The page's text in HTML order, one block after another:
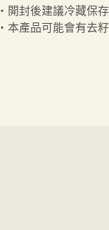
・開封後建議冷藏
・本產品可能會有去